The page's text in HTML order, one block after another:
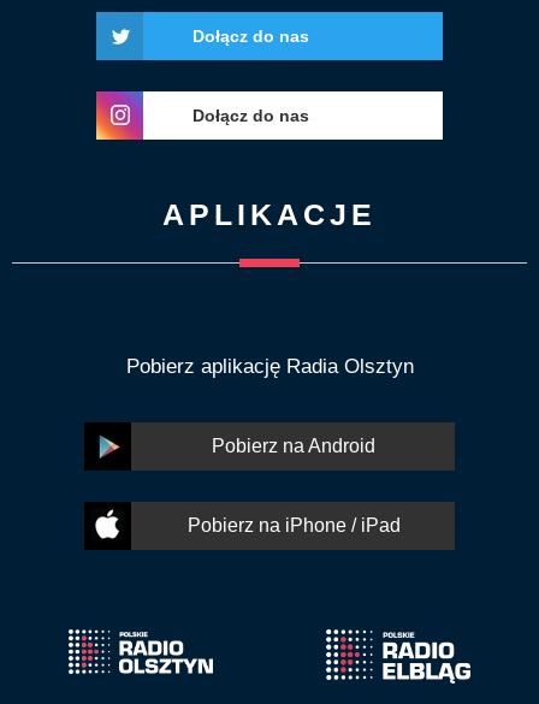
Dołącz do nas
Dołącz do nas
APLIKACJE
Pobierz aplikację Radia Olsztyn
Pobierz na Android
Pobierz na iPhone / iPad